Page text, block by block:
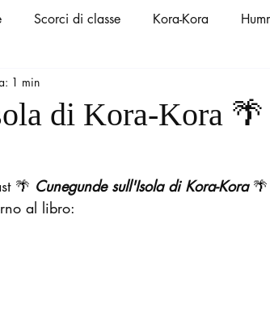
Scorci di classe Kora-Kora
di Kora-Kora 🌴
1 min
🌴 Cunegunde sull'Isola di Kora-Kora
al libro: